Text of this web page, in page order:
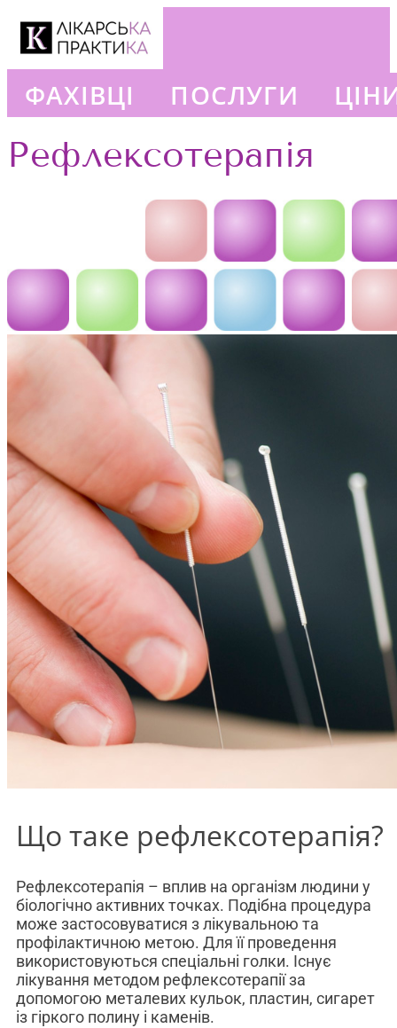
ФАХІВЦІ ПОСЛУГИ
+380663777302
Рефлексотерапія
Що таке рефлексотерапія?
Рефлексотерапія – вплив на організм людини у
біологічно активних точках. Подібна процедура
може застосовуватися з лікувальною та
профілактичною метою. Для її проведення
використовуються спеціальні голки. Існує
лікування методом рефлексотерапії за
допомогою металевих кульок, пластин, сигарет
із гіркого полину і каменів.